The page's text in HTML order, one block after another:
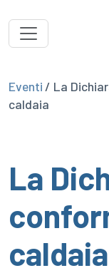
Eventi / La
caldaia
La
caldaia